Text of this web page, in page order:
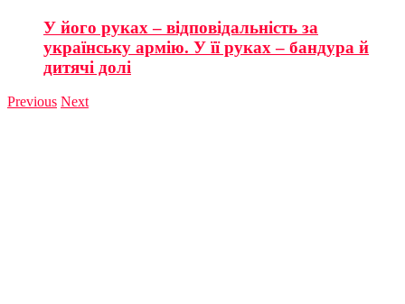
У його руках – відповідальність за
українську армію. У її руках – бандура й
дитячі долі
Previous Next